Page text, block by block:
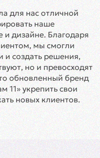
для нас отличной
наше
и дизайне. Благодаря
мы смогли
и создать решения,
но и превосходят
обновленный бренд
11» укрепить свои
новых клиентов.